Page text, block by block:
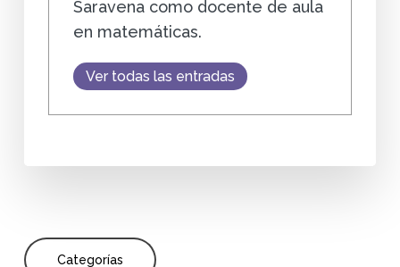
Saravena como docente de aula
en matemáticas.
Ver todas las entradas
Categorías